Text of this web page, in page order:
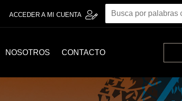
ACCEDER A MI CUENTA
NOSOTROS CONTACTO